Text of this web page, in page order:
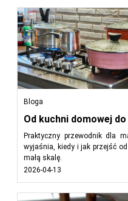
Bloga
Od kuchni domowej
Praktyczny przewodnik dla
wyjaśnia, kiedy i jak przejść
małą skalę.
2026-04-13